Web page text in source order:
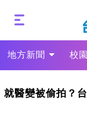
地方新聞 校園
就醫變被偷拍？